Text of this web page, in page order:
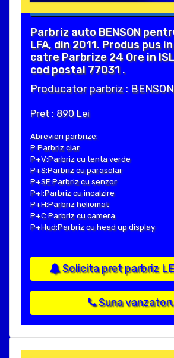
Parbriz auto BENSON
LFA, din 2011. Produs pus
catre Parbrize 24 Ore in
cod postal 77031 .
Producator parbriz : BENSON
Pret : 890 Lei
Abrevieri parbrize:
P:Parbriz clar
P+V:Parbriz cu tenta verde
P+S:Parbriz cu parasolar
P+SE:Parbriz cu senzor
P+I:Parbriz cu incalzire
P+H:Parbriz heliomat
P+C:Parbriz cu camera
P+Hud:Parbriz cu head up display
Solicita pret parbriz
Suna